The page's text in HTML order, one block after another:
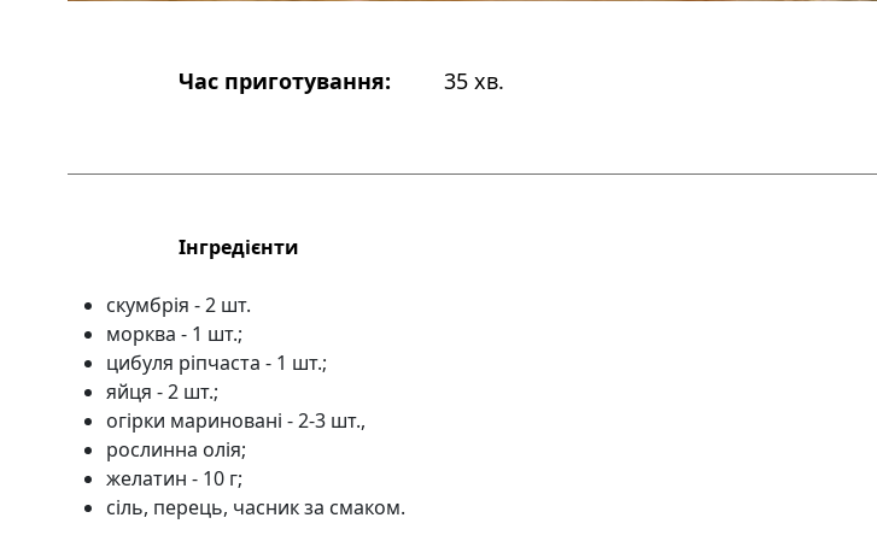
Час приготування: 35 хв.
Інгредієнти
скумбрія - 2 шт.
морква - 1 шт.;
цибуля ріпчаста - 1 шт.;
яйця - 2 шт.;
огірки мариновані - 2-3 шт.,
рослинна олія;
желатин - 10 г;
сіль, перець, часник за смаком.